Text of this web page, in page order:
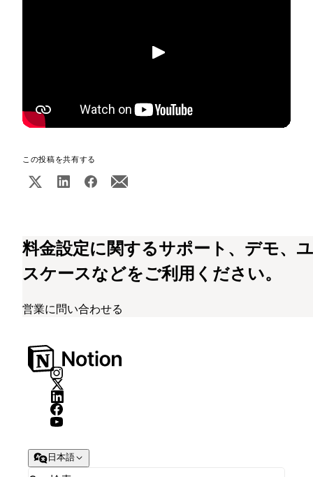
再生
この投稿を共有する
料金設定に関するサポート、デモ、
スケースなどをご利用ください。
営業に問い合わせる
日本語